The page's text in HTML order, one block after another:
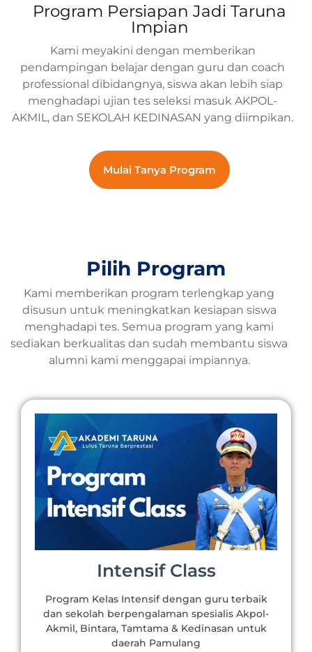
Program Persiapan Jadi Taruna
Impian
Kami meyakini dengan memberikan
pendampingan belajar dengan guru dan coach
professional dibidangnya, siswa akan lebih siap
menghadapi ujian tes seleksi masuk AKPOL-
AKMIL, dan SEKOLAH KEDINASAN yang diimpikan.
Mulai Tanya Program
Pilih Program
Kami memberikan program terlengkap yang
disusun untuk meningkatkan kesiapan siswa
menghadapi tes. Semua program yang kami
sediakan berkualitas dan sudah membantu siswa
alumni kami menggapai impiannya.
Intensif Class
Program Kelas Intensif dengan guru terbaik
dan sekolah berpengalaman spesialis Akpol-
Akmil, Bintara, Tamtama & Kedinasan untuk
daerah Pamulang